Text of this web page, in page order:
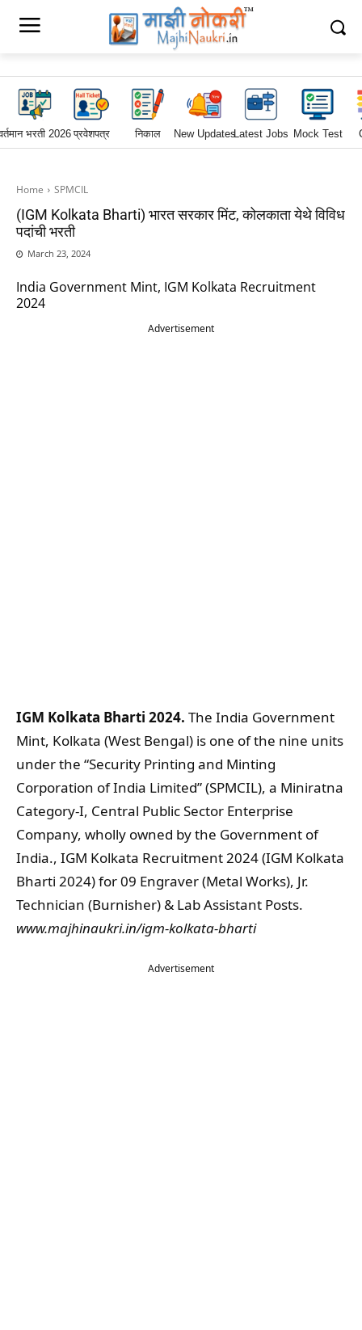
भरती 2026प्रवेशपत्र निकाल New UpdatesLatest Jobs Mock Test
Home SPMCIL
(IGM Kolkata Bharti) भारत सरकार मिंट, कोलकाता येथे विविध
पदांची भरती
March 23, 2024
India Government Mint, IGM Kolkata Recruitment
2024
Advertisement
IGM Kolkata Bharti 2024. The India Government
Mint, Kolkata (West Bengal) is one of the nine units
under the “Security Printing and Minting
Corporation of India Limited” (SPMCIL), a Miniratna
Category-I, Central Public Sector Enterprise
Company, wholly owned by the Government of
India., IGM Kolkata Recruitment 2024 (IGM Kolkata
Bharti 2024) for 09 Engraver (Metal Works), Jr.
Technician (Burnisher) & Lab Assistant Posts.
www.majhinaukri.in/igm-kolkata-bharti
Advertisement